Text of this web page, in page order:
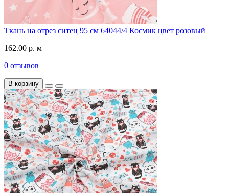
Ткань на отрез ситец 95 см 64044/4 Космик цвет розовый
162.00 р. м
0 отзывов
В корзину